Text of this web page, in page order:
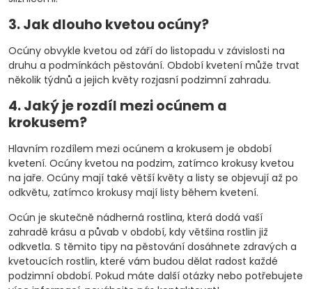
3. Jak dlouho kvetou ocúny?
Ocúny obvykle kvetou od září do listopadu v závislosti na
druhu a podmínkách pěstování. Období kvetení může trvat
několik týdnů a jejich květy rozjasní podzimní zahradu.
4. Jaký je rozdíl mezi ocúnem a
krokusem?
Hlavním rozdílem mezi ocúnem a krokusem je období
kvetení. Ocúny kvetou na podzim, zatímco krokusy kvetou
na jaře. Ocúny mají také větší květy a listy se objevují až po
odkvětu, zatímco krokusy mají listy během kvetení.
Ocún je skutečně nádherná rostlina, která dodá vaší
zahradě krásu a půvab v období, kdy většina rostlin již
odkvetla. S těmito tipy na pěstování dosáhnete zdravých a
kvetoucích rostlin, které vám budou dělat radost každé
podzimní období. Pokud máte další otázky nebo potřebujete